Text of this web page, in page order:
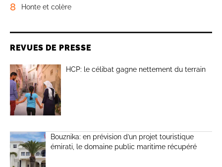
8 Honte et colère
REVUES DE PRESSE
HCP: le célibat gagne nettement du terrain
Bouznika: en prévision d’un projet touristique
émirati, le domaine public maritime récupéré